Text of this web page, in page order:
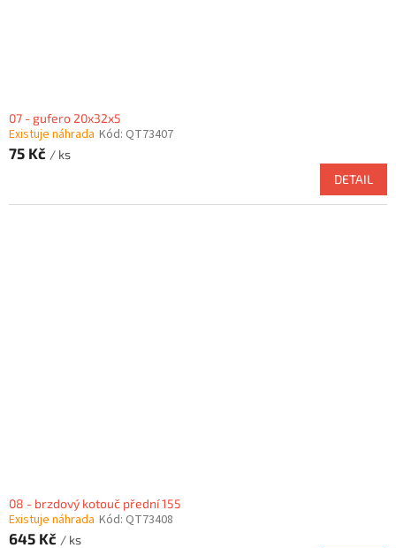
07 - gufero 20x32x5
Existuje náhrada Kód: QT73407
75 Kč / ks
DETAIL
08 - brzdový kotouč přední 155
Existuje náhrada Kód: QT73408
645 Kč / ks